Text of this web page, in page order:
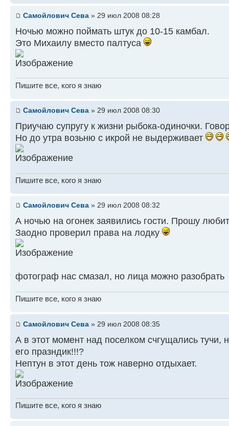
Самойлович Сева » 29 июл 2008 08:28
Ночью можно поймать штук до 10-15 камбал.
Это Михаилу вместо палтуса
Пишите все, кого я знаю
Самойлович Сева » 29 июл 2008 08:30
Приучаю супругу к жизни рыбока-одиночки.
Но до утра возьню с икрой не выдерживает
Пишите все, кого я знаю
Самойлович Сева » 29 июл 2008 08:32
А ночью на огонек заявились гости. Прошу
Заодно проверил права на лодку
фотограф нас смазал, но лица можно разобрать
Пишите все, кого я знаю
Самойлович Сева » 29 июл 2008 08:35
А в этот момент над поселком счгущались тучи,
его празндик!!!?
Нептун в этот день тож наверно отдыхает.
Пишите все, кого я знаю